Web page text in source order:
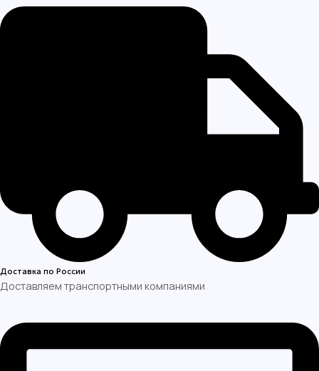
Доставка по России
Доставляем транспортными компаниями